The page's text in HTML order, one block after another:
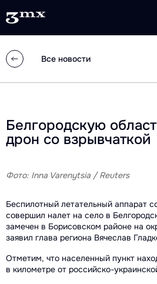
Все новости
Белгородскую
дрон со взрывчаткой
Фото: Inna Varenytsia / Reuters
Беспилотный летательный аппарат
совершил налет на село в
замечен в Борисовском районе на
заявил глава региона Вячеслав
Отметим, что населенный пункт
в километре от российско-